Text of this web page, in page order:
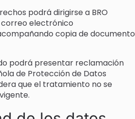
podrá dirigirse a BRO
correo electrónico
copia de documento
podrá presentar reclamación
de Protección de Datos
que el tratamiento no se